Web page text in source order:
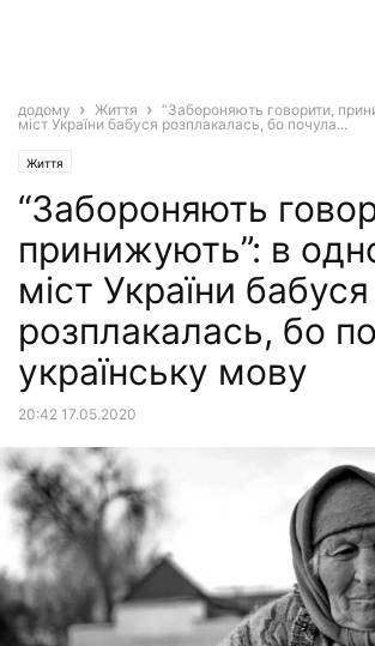
додому Життя
“Забороняють говорити,
міст України бабуся розплакалась, бо почула...
Життя
“Забороняють
принижують”: в
міст України бабуся
розплакалась, бо
українську мову
20:42 17.05.2020